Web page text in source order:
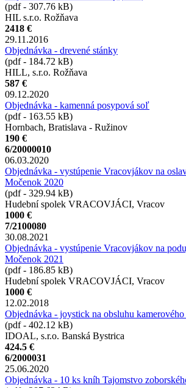
(pdf - 307.76 kB)
HIL s.r.o. Rožňava
2418 €
29.11.2016
Objednávka - drevené stánky
(pdf - 184.72 kB)
HILL, s.r.o. Rožňava
587 €
09.12.2020
Objednávka - kamenná posypová soľ
(pdf - 163.55 kB)
Hornbach, Bratislava - Ružinov
190 €
6/20000010
06.03.2020
Objednávka - vystúpenie Vracovjákov na
Močenok 2020
(pdf - 329.94 kB)
Hudební spolek VRACOVJÁCI, Vracov
1000 €
7/2100080
30.08.2021
Objednávka - vystúpenie Vracovjákov na
Močenok 2021
(pdf - 186.85 kB)
Hudební spolek VRACOVJÁCI, Vracov
1000 €
12.02.2018
Objednávka - joystick na obsluhu kamerového
(pdf - 402.12 kB)
IDOAL, s.r.o. Banská Bystrica
424.5 €
6/2000031
25.06.2020
Objednávka - 10 ks kníh Tajomstvo